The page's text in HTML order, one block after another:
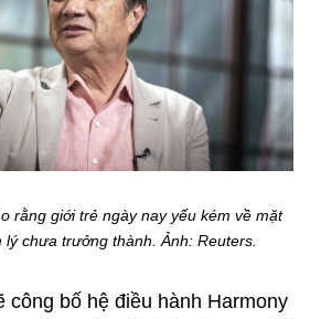
rằng giới trẻ ngày nay yếu kém về mặt
lý chưa trưởng thành. Ảnh: Reuters.
công bố hệ điều hành Harmony